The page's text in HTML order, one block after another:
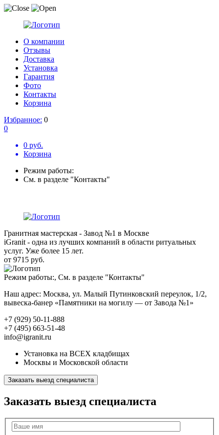
О компании
Отзывы
Доставка
Установка
Гарантия
Фото
Контакты
Корзина
Избранное: 0
0
0 руб.
Корзина
Режим работы:
См. в разделе "Контакты"
Гранитная мастерская - Завод №1 в Москве
iGranit - одна из лучших компаний в области ритуальных
услуг. Уже более 15 лет.
от 9715 руб.
Режим работы:, См. в разделе "Контакты"
Наш адрес: Москва, ул. Малый Путинковский переулок, 1/2,
вывеска-банер «Памятники на могилу — от Завода №1»
+7 (929) 50-11-888
+7 (495) 663-51-48
info@igranit.ru
Установка на ВСЕХ кладбищах
Москвы и Московской области
Заказать выезд специалиста
Заказать выезд специалиста